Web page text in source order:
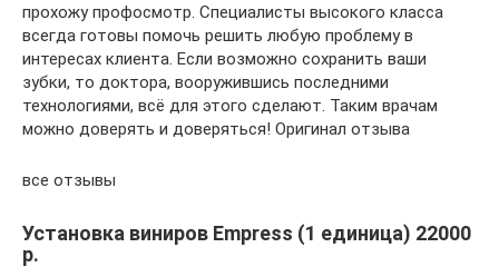
прохожу профосмотр. Специалисты высокого класса
всегда готовы помочь решить любую проблему в
интересах клиента. Если возможно сохранить ваши
зубки, то доктора, вооружившись последними
технологиями, всё для этого сделают. Таким врачам
можно доверять и доверяться! Оригинал отзыва
все отзывы
Установка виниров Empress (1 единица) 22000
p.